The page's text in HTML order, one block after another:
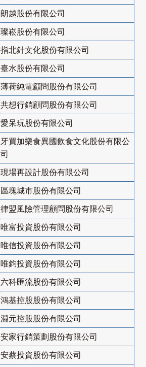
朗越股份有限公司
璨崧股份有限公司
指北針文化股份有限公司
臺水股份有限公司
薄荷純電顧問股份有限公司
共想行銷顧問股份有限公司
愛呆玩股份有限公司
牙買加樂食異國飲食文化股份有限公
司
現場再設計股份有限公司
區塊城市股份有限公司
律盟風險管理顧問股份有限公司
唯富投資股份有限公司
唯信投資股份有限公司
唯鈞投資股份有限公司
六科匯流股份有限公司
鴻基控股股份有限公司
淵元控股股份有限公司
安家行銷策劃股份有限公司
安蔡投資股份有限公司